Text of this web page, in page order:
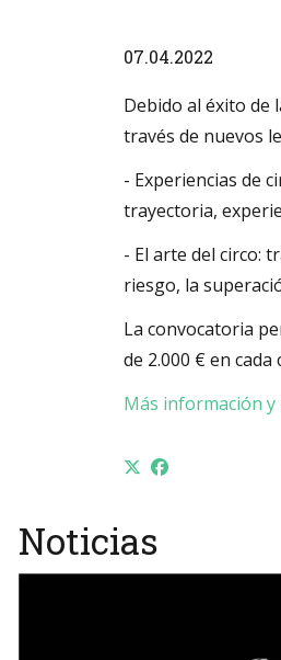
07.04.2022
Debido al éxito de
través de nuevos
- Experiencias de
trayectoria,
- El arte del circo:
riesgo, la
La convocatoria
de 2.000 € en
Más información y
Noticias